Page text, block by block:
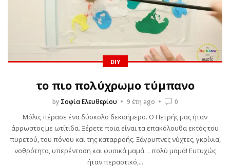
DIY
το πιο πολύχρωμο τύμπανο
by Σοφία Ελευθερίου 9 έτη ago 0
Μόλις πέρασε ένα δύσκολο δεκαήμερο. Ο Πετρής μας ήταν
άρρωστος με ωτίτιδα. Ξέρετε ποια είναι τα επακόλουθα εκτός του
πυρετού, του πόνου και της καταρροής. Ξάγρυπνες νύχτες, γκρίνια,
νοθρότητα, υπερένταση και φυσικά μαμά… πολύ μαμά! Ευτυχώς
ήταν περαστικό,...